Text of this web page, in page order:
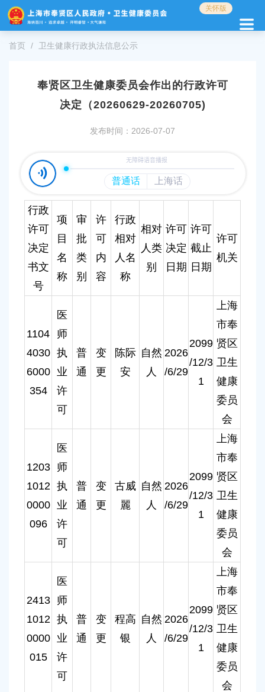
障
碍
关怀版
首页 卫生健康行政执法信息公示
奉贤区卫生健康委员会作出的行政许可
决定（20260629-20260705)
发布时间：2026-07-07
行政
许可
决定
书文
号
项
目
名
称
审
批
类
别
许
可
内
容
行政
相对
人名
称
相对
人类
别
许可
决定
日期
许可
截止
日期
许可
机关
1104
4030
6000
354
医
师
执
业
许
可
普
通
变
更
陈际
安
自然
人
2026
/6/29
2099
/12/3
1
上海
市奉
贤区
卫生
健康
委员
会
1203
1012
0000
096
医
师
执
业
许
可
普
通
变
更
古威
麗
自然
人
2026
/6/29
2099
/12/3
1
上海
市奉
贤区
卫生
健康
委员
会
2413
1012
0000
015
医
师
执
业
许
可
普
通
变
更
程高
银
自然
人
2026
/6/29
2099
/12/3
1
上海
市奉
贤区
卫生
健康
委员
会